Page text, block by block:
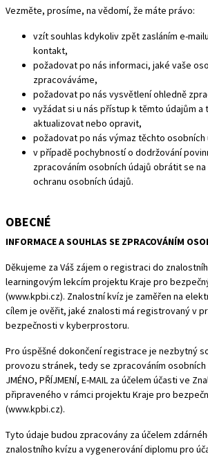
Vezměte, prosíme, na vědomí, že máte právo:
vzít souhlas kdykoliv zpět zasláním e-
kontakt,
požadovat po nás informaci, jaké vaše
zpracováváme,
požadovat po nás vysvětlení ohledně
vyžádat si u nás přístup k těmto údajům a
aktualizovat nebo opravit,
požadovat po nás výmaz těchto osobních
v případě pochybností o dodržování
zpracováním osobních údajů obrátit se na
ochranu osobních údajů.
OBECNÉ
INFORMACE A SOUHLAS SE ZPRACOVÁNÍM
Děkujeme za Váš zájem o registraci do
learningovým lekcím projektu Kraje pro
(www.kpbi.cz). Znalostní kvíz je zaměřen na
cílem je ověřit, jaké znalosti má registrovaný v
bezpečnosti v kyberprostoru.
Pro úspěšné dokončení registrace je nezbytný
provozu stránek, tedy se zpracováním osobních
JMÉNO, PŘÍJMENÍ, E-MAIL za účelem účasti ve
připraveného v rámci projektu Kraje pro
(www.kpbi.cz).
Tyto údaje budou zpracovány za účelem
znalostního kvízu a vygenerování diplomu pro